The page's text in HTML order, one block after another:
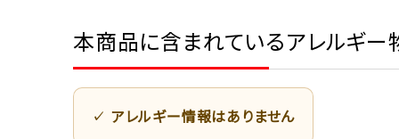
本商品に含まれているアレルギー
アレルギー情報はありません